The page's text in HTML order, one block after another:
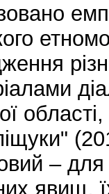
– для
явищ,